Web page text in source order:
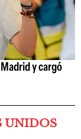
y cargó
UNIDOS